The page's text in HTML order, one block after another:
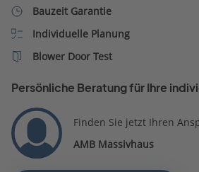
Bauzeit Garantie
Individuelle Planung
Blower Door Test
Persönliche Beratung für Ihre
Finden Sie jetzt Ihren
AMB Massivhaus